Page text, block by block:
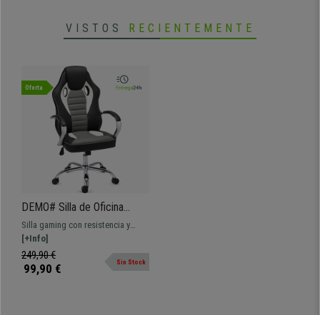
VISTOS RECIENTEMENTE
Oferta
DEMO# Silla de Oficina
Gaming MONTECARLO,
Brazos y Base en Metal,
Muy Cómoda y Resistente,
En Negro
Silla gaming con resistencia y
comodidad superiores, de gran
calidad. Tiene brazos y base en
metal, propio de sillas de oficina
[+Info]
249,90 €
99,90 € Sin Stock